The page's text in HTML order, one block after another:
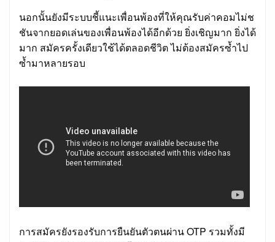
นอกนั้นยังมีระบบชี้แนะเพื่อนพ้องที่ให้คุณรับค่าคอมไม่ช
ชันจากยอดเล่นของเพื่อนพ้องได้อีกด้วย ยิ่งเชิญมาก ยิ่งได้
มาก สมัครครั้งเดียวใช้ได้ตลอดชีวิต ไม่ต้องสมัครซ้ำไป
ซ้ำมาหลายรอบ
การสมัครยังรองรับการยืนยันตัวตนผ่าน OTP รวมทั้งมี